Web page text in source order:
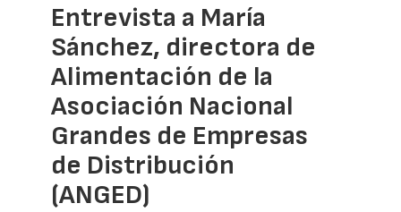
Entrevista a María
Sánchez, directora de
Alimentación de la
Asociación Nacional
Grandes de Empresas
de Distribución
(ANGED)